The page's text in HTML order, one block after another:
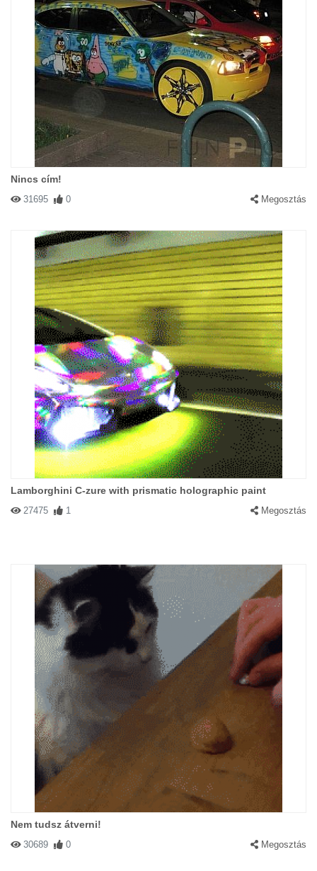
Nincs cím!
31695 0 Megosztás
Lamborghini C-zure with prismatic holographic paint
27475 1 Megosztás
Nem tudsz átverni!
30689 0 Megosztás